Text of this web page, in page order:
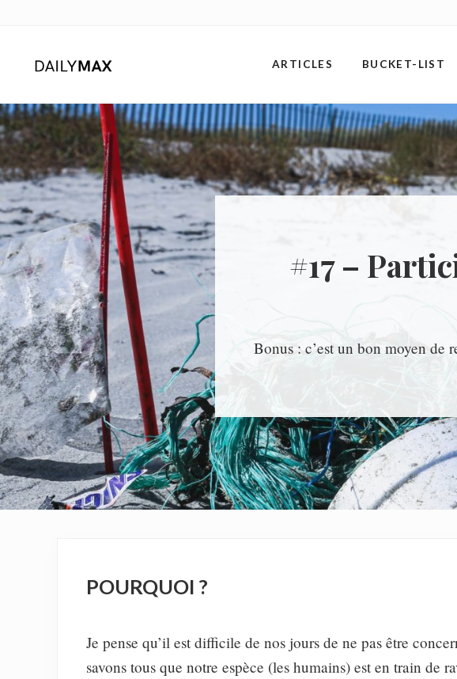
content
sidebar
ARTICLES BUCKET-LIST
#17 –
Bonus : c’est un bon moyen de
POURQUOI ?
Je pense qu’il est difficile de nos jours de ne pas être
savons tous que notre espèce (les humains) est en train de